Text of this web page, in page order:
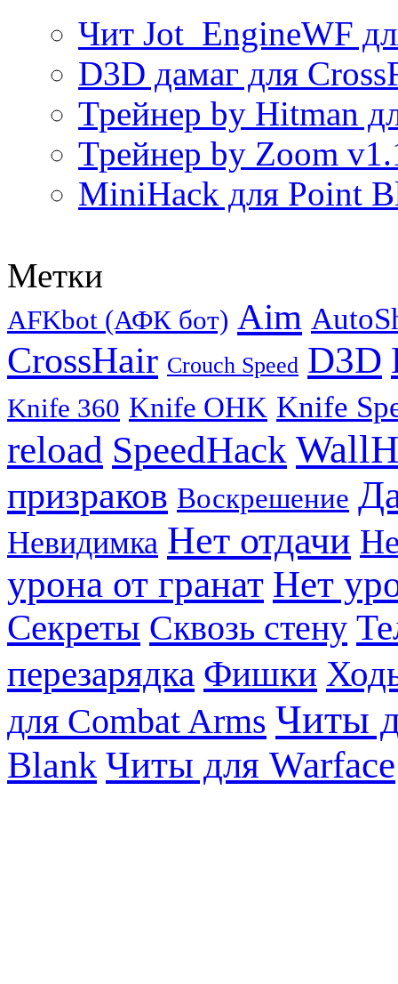
Чит Jot_EngineWF
D3D дамаг для
Трейнер by Hitman
Трейнер by Zoom
MiniHack для Point
Метки
AFKbot (АФК бот) Aim
CrossHair Crouch Speed D3D
Knife 360 Knife OHK Knife
reload SpeedHack
призраков Воскрешение
Невидимка Нет отдачи
урона от гранат Нет
Секреты Сквозь стену
перезарядка Фишки
для Combat Arms Читы
Blank Читы для Warface